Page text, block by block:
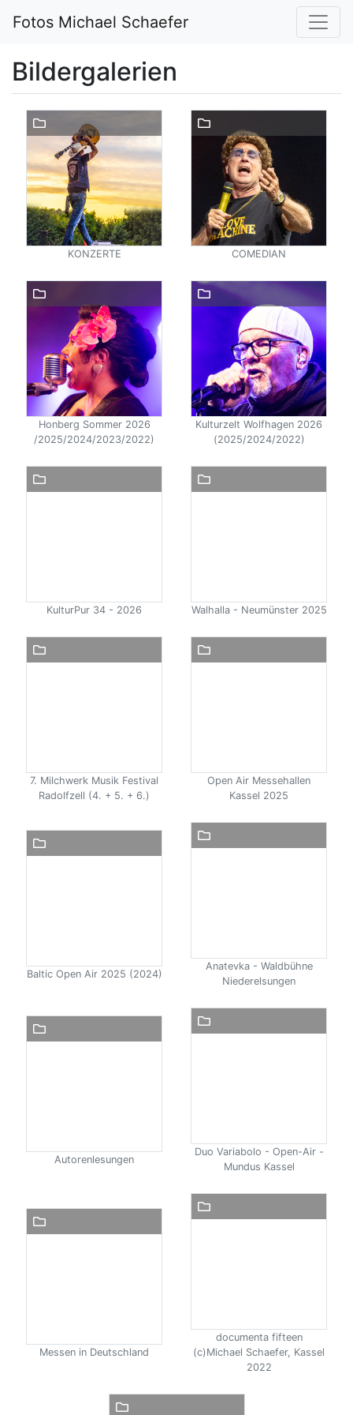
Fotos Michael Schaefer
Bildergalerien
KONZERTE COMEDIAN
Honberg Sommer 2026
/2025/2024/2023/2022)
Kulturzelt Wolfhagen 2026
(2025/2024/2022)
KulturPur 34 - 2026 Walhalla - Neumünster 2025
7. Milchwerk Musik Festival
Radolfzell (4. + 5. + 6.)
Open Air Messehallen
Kassel 2025
Baltic Open Air 2025 (2024)
Anatevka - Waldbühne
Niederelsungen
Autorenlesungen
Duo Variabolo - Open-Air -
Mundus Kassel
Messen in Deutschland
documenta fifteen
(c)Michael Schaefer, Kassel
2022